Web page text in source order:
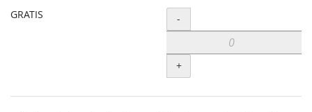
GRATIS Menge
-
+